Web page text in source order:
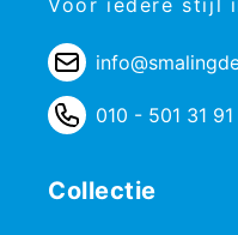
010 - 501 31 91
Collectie